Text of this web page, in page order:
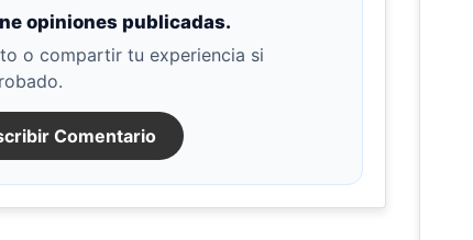
opiniones publicadas.
o compartir tu experiencia si
Comentario